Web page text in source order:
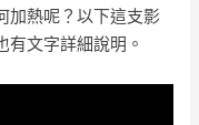
加熱呢？以下這支影
文字詳細說明。